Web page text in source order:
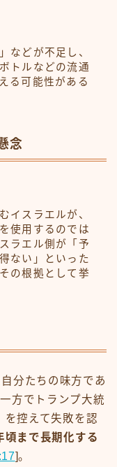
などが不足し、
トルなどの流通
る可能性がある
念
イスラエルが、
使用するのでは
ラエル側が「予
ない」といった
の根拠として挙
分たちの味方であ
方でトランプ大統
控えて失敗を認
頃まで長期化する
]。